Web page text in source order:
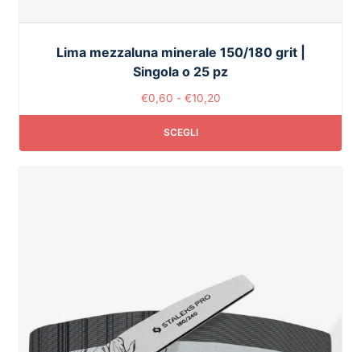
Lima mezzaluna minerale 150/180 grit |
Singola o 25 pz
€0,60 - €10,20
SCEGLI